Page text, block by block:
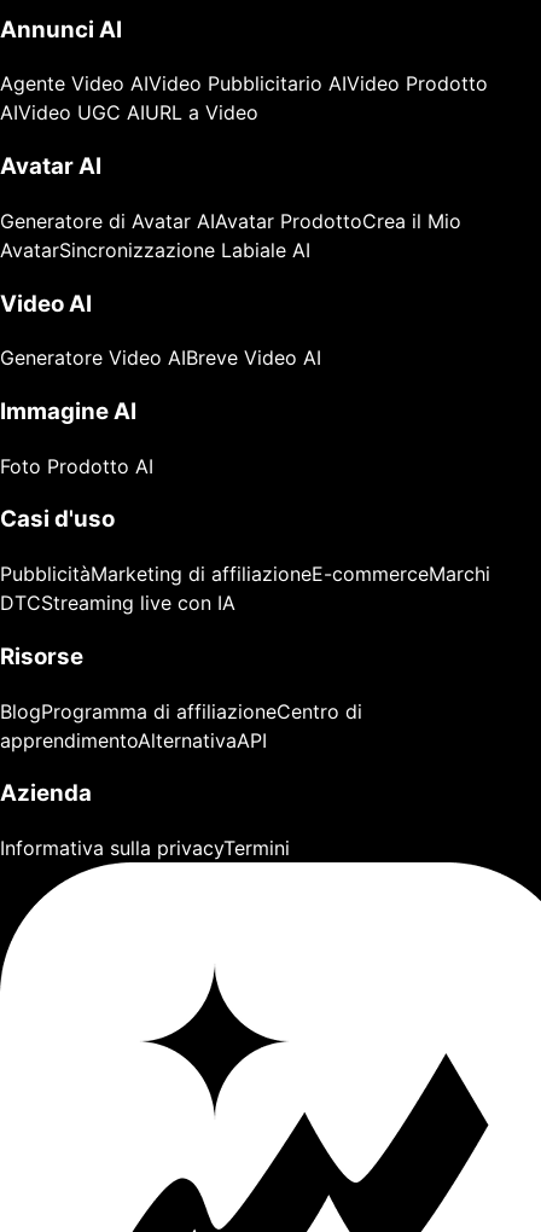
Annunci AI
Agente Video AIVideo Pubblicitario AIVideo Prodotto
AIVideo UGC AIURL a Video
Avatar AI
Generatore di Avatar AIAvatar ProdottoCrea il Mio
AvatarSincronizzazione Labiale AI
Video AI
Generatore Video AIBreve Video AI
Immagine AI
Foto Prodotto AI
Casi d'uso
PubblicitàMarketing di affiliazioneE-commerceMarchi
DTCStreaming live con IA
Risorse
BlogProgramma di affiliazioneCentro di
apprendimentoAlternativaAPI
Azienda
Informativa sulla privacyTermini